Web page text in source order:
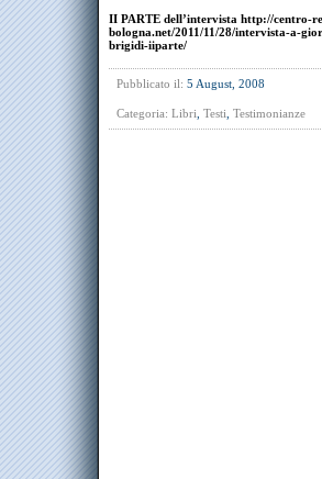
II PARTE dell’intervista http://centro-
bologna.net/2011/11/28/intervista-a-
brigidi-iiparte/
Pubblicato il: 5 August, 2008
Categoria: Libri Testi Testimonianze